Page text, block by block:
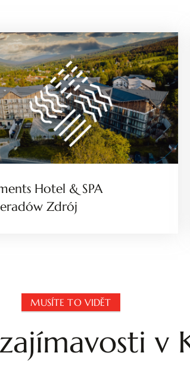
Hotel & SPA
Zdrój
MUSÍTE TO VIDĚT
v